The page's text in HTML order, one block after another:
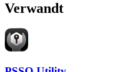
Verwandt